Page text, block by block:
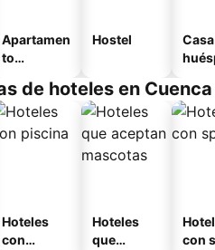
Apartamen
to
o
Hostel
de hoteles en Cuenca
Hoteles
con
Hoteles
que
con